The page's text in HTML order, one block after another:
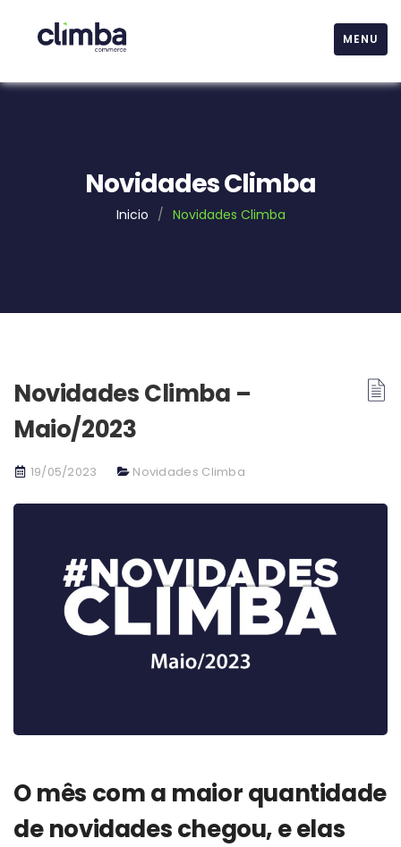
MENU
Novidades Climba
Inicio / Novidades Climba
Novidades Climba –
Maio/2023
19/05/2023 Novidades Climba
O mês com a maior quantidade
de novidades chegou, e elas